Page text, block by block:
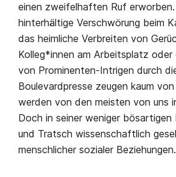
einen zweifelhaften Ruf
hinterhältige Verschwörung beim
das heimliche Verbreiten von
Kolleg*innen am Arbeitsplatz oder
von Prominenten-Intrigen durch
Boulevardpresse zeugen kaum
werden von den meisten von uns
Doch in seiner weniger bösartigen
und Tratsch wissenschaftlich
menschlicher sozialer Beziehungen.